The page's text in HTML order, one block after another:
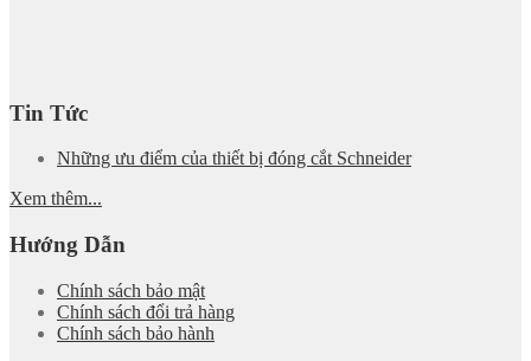
Tin Tức
Những ưu điểm của thiết bị đóng cắt Schneider
Xem thêm...
Hướng Dẫn
Chính sách bảo mật
Chính sách đổi trả hàng
Chính sách bảo hành